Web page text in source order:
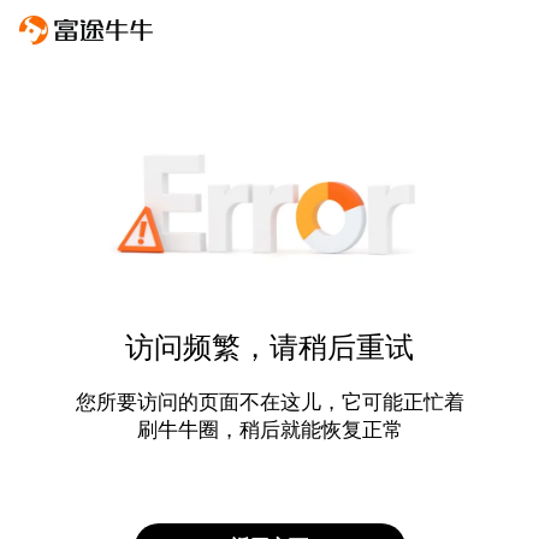
访问频繁，请稍后重试
您所要访问的页面不在这儿，它可能正忙着
刷牛牛圈，稍后就能恢复正常